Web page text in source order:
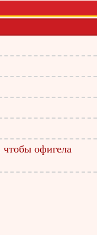
чтобы офигела